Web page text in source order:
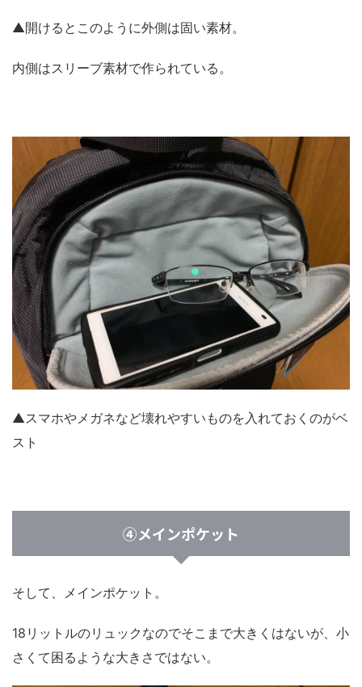
▲開けるとこのように外側は固い素材。
内側はスリーブ素材で作られている。
▲スマホやメガネなど壊れやすいものを入れておくのがベ
スト
④メインポケット
そして、メインポケット。
18リットルのリュックなのでそこまで大きくはないが、小
さくて困るような大きさではない。